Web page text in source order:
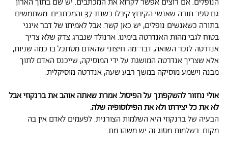
הנופלים. אם רוצים אפשר לקרוא את המכתבים. יש שם בתוך הארון
גם ספר תורה שאנשי הקיבוץ קיבלו בשנת 37 והמכתבים. משתמשים
בתורה כשאנשים נופלים, יש כאן קשר. אבל לאמיתו של דבר אינני
בטוח לגבי מהות האנדרטה בימינו. ארנולד שנברג צדק שלא צריך
אנדרטה לזכר השואה, דבר־מה חיצוני שהאדם מסתכל בו כמה שניות,
אלא שצריך אנדרטה המושגת על ידי המוסיקה, שייכנס האדם לתוך
מבנה וישמע מוסיקה במשך רבע שעה, אנדרטה מוסיקלית.
אולי נחזור להשקפתך על הפיסול. אמרת שאתה אוהב את ברנקוזי אבל
לא את כל יצירתו ולא את הפילוסופיה שלה.
הבעיה של ברנקוזי היא השלמות הצורנית. לפעמים לאדם אין בה
מקום. בשלמות מסוג זה יש משהו מת.